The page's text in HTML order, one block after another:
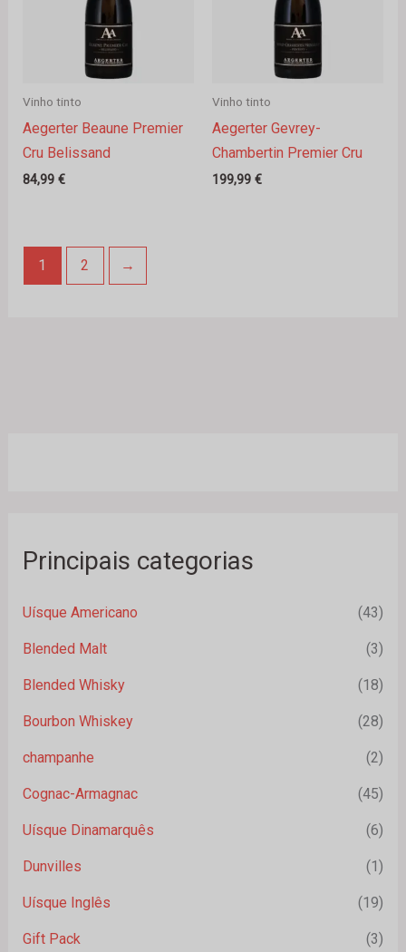
Principais categorias
Uísque Americano (43)
Blended Malt (3)
Blended Whisky (18)
Bourbon Whiskey (28)
champanhe (2)
Cognac-Armagnac (45)
Uísque Dinamarquês (6)
Dunvilles (1)
Uísque Inglês (19)
Gift Pack (3)
Vinho tinto
Aegerter Beaune Premier
Cru Belissand
84,99 €
Vinho tinto
Aegerter Gevrey-
Chambertin Premier Cru
199,99 €
1 2 →